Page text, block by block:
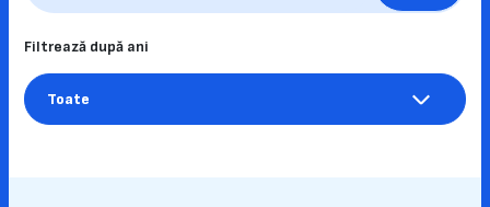
Filtrează după ani